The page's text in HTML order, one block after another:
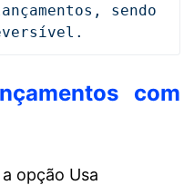
sendo
com
opção Usa